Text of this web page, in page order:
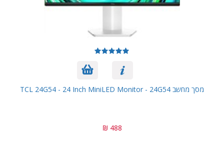
מסך מחשב TCL 24G54 - 24 Inch MiniLED Monitor - 24G54
488 ₪